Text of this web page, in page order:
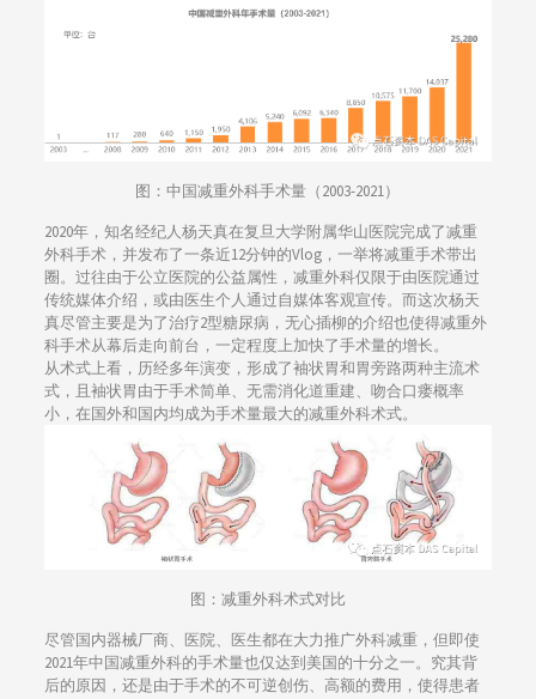
图：中国减重外科手术量（2003-2021）
2020年，知名经纪人杨天真在复旦大学附属华山医院完成了减重
外科手术，并发布了一条近12分钟的Vlog，一举将减重手术带出
圈。过往由于公立医院的公益属性，减重外科仅限于由医院通过
传统媒体介绍，或由医生个人通过自媒体客观宣传。而这次杨天
真尽管主要是为了治疗2型糖尿病，无心插柳的介绍也使得减重外
科手术从幕后走向前台，一定程度上加快了手术量的增长。
从术式上看，历经多年演变，形成了袖状胃和胃旁路两种主流术
式，且袖状胃由于手术简单、无需消化道重建、吻合口瘘概率
小，在国外和国内均成为手术量最大的减重外科术式。
图：减重外科术式对比
尽管国内器械厂商、医院、医生都在大力推广外科减重，但即使
2021年中国减重外科的手术量也仅达到美国的十分之一。究其背
后的原因，还是由于手术的不可逆创伤、高额的费用，使得患者